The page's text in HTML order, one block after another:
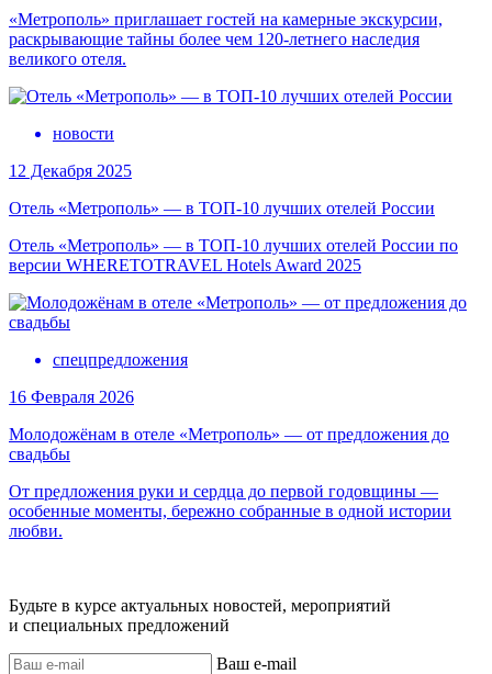
«Метрополь» приглашает гостей на камерные экскурсии,
раскрывающие тайны более чем 120-летнего наследия
великого отеля.
новости
12 Декабря 2025
Отель «Метрополь» — в ТОП-10 лучших отелей России
Отель «Метрополь» — в ТОП-10 лучших отелей России по
версии WHERETOTRAVEL Hotels Award 2025
спецпредложения
16 Февраля 2026
Молодожёнам в отеле «Метрополь» — от предложения до
свадьбы
От предложения руки и сердца до первой годовщины —
особенные моменты, бережно собранные в одной истории
любви.
Будьте в курсе актуальных новостей, мероприятий
и специальных предложений
Ваш e-mail